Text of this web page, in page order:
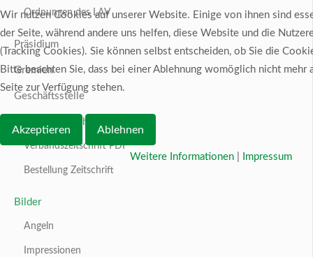
Ordnungen des LAV
Präsidium
Gremien
Geschäftsstelle
Verbandszeitschrift
Verbandszeitschrift PDF
Bestellung Zeitschrift
Bilder
Angeln
Impressionen
Wir nutzen Cookies auf unserer Website. Einige von ihnen sind
der Seite, während andere uns helfen, diese Website und die
(Tracking Cookies). Sie können selbst entscheiden, ob Sie die
Bitte beachten Sie, dass bei einer Ablehnung womöglich nicht mehr
Seite zur Verfügung stehen.
Akzeptieren Ablehnen
Weitere Informationen Impressum